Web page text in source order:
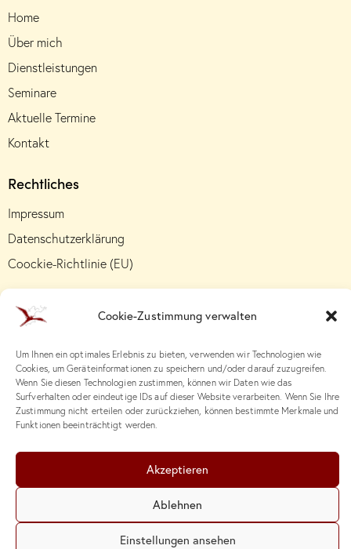
Cookie-Zustimmung verwalten
Um Ihnen ein optimales Erlebnis zu bieten, verwenden wir Technologien wie
Cookies, um Geräteinformationen zu speichern und/oder darauf zuzugreifen.
Wenn Sie diesen Technologien zustimmen, können wir Daten wie das
Surfverhalten oder eindeutige IDs auf dieser Website verarbeiten. Wenn Sie Ihre
Zustimmung nicht erteilen oder zurückziehen, können bestimmte Merkmale und
Funktionen beeinträchtigt werden.
Akzeptieren
Ablehnen
Einstellungen ansehen
Home
Über mich
Dienstleistungen
Seminare
Aktuelle Termine
Kontakt
Rechtliches
Impressum
Datenschutzerklärung
Coockie-Richtlinie (EU)
© 2026. Institut für systemische Beratung, Supervision und
Organisationsentwicklung – Lothar Hellenthal | All Rights